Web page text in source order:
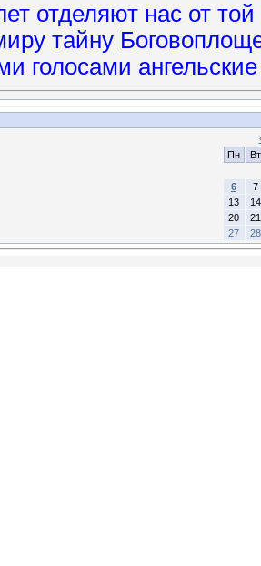
отделяют нас от
тайну
голосами
Пн
Вт
6
7
13
14
20
21
27
28